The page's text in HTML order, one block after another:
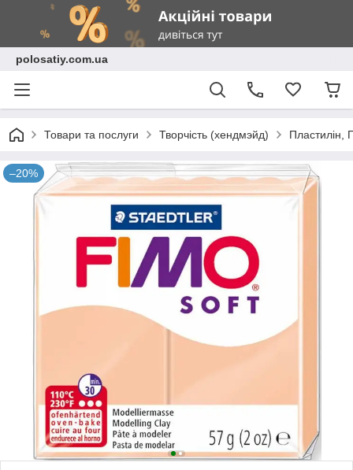
polosatiy.com.ua
Товари та послуги Творчість (хендмэйд) Пластилін,
–20%